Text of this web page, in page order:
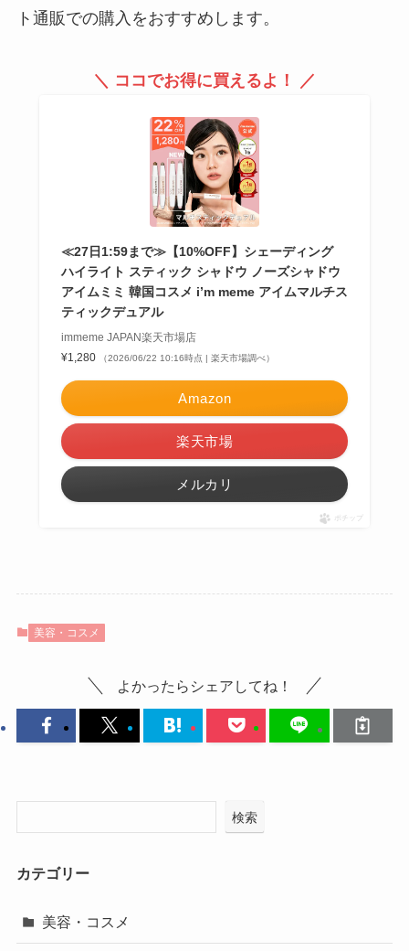
ト通販での購入をおすすめします。
＼ ココでお得に買えるよ！ ／
≪27日1:59まで≫【10%OFF】シェーディング
ハイライト スティック シャドウ ノーズシャドウ
アイムミミ 韓国コスメ i’m meme アイムマルチス
ティックデュアル
immeme JAPAN楽天市場店
¥1,280
（2026/06/22 10:16時点 | 楽天市場調べ）
Amazon
楽天市場
メルカリ
ポチップ
美容・コスメ
よかったらシェアしてね！
検索
カテゴリー
美容・コスメ